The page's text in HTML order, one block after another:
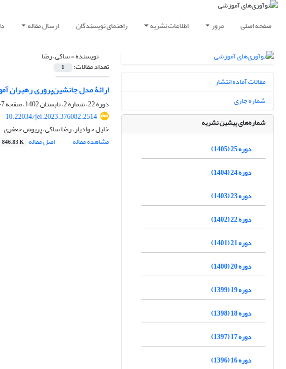
صفحه اصلی مرور اطلاعات نشریه راهنمای نویسندگان ارسال مقاله
نویسنده =ساکی، رضا
تعداد مقالات: 1
ارائۀ مدل جانشین‌پروری رهبران
دوره 22، شماره 2، تابستان 1402، صفحه
7-42
10.22034/jei.2023.376082.2514
خلیل جوادیار، رضا ساکی، پریوش جعفری
مشاهده مقاله
اصل مقاله 846.83 K
مقالات آماده انتشار
شماره جاری
شماره‌های پیشین نشریه
دوره 25 (1405)
دوره 24 (1404)
دوره 23 (1403)
دوره 22 (1402)
دوره 21 (1401)
دوره 20 (1400)
دوره 19 (1399)
دوره 18 (1398)
دوره 17 (1397)
دوره 16 (1396)